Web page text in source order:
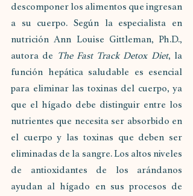
descomponer los alimentos que ingresan
a su cuerpo. Según la especialista en
nutrición Ann Louise Gittleman, Ph.D.,
autora de The Fast Track Detox Diet, la
función hepática saludable es esencial
para eliminar las toxinas del cuerpo, ya
que el hígado debe distinguir entre los
nutrientes que necesita ser absorbido en
el cuerpo y las toxinas que deben ser
eliminadas de la sangre. Los altos niveles
de antioxidantes de los arándanos
ayudan al hígado en sus procesos de